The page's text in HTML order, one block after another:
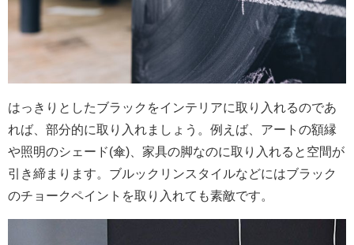
はっきりとしたブラックをインテリアに取り入れるのであ
れば、部分的に取り入れましょう。例えば、アートの額縁
や照明のシェード(傘)、家具の脚なのに取り入れると空間が
引き締まります。ブルックリンスタイルなどにはブラック
のチョークペイントを取り入れても素敵です。